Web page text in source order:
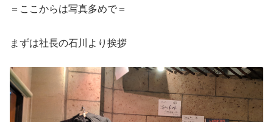
＝ここからは写真多めで＝
まずは社長の石川より挨拶